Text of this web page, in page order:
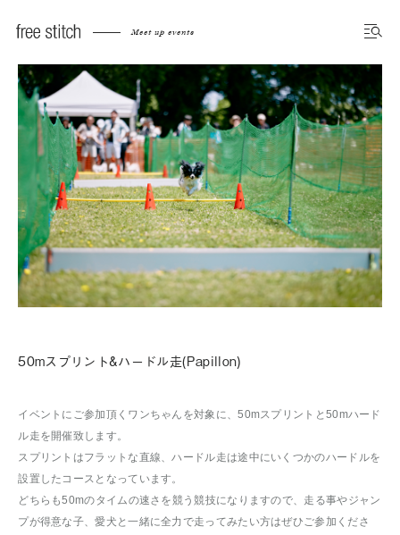
Meet up events
50mスプリント&ハードル走(Papillon)
イベントにご参加頂くワンちゃんを対象に、50mスプリントと50mハード
ル走を開催致します。
スプリントはフラットな直線、ハードル走は途中にいくつかのハードルを
設置したコースとなっています。
どちらも50mのタイムの速さを競う競技になりますので、走る事やジャン
プが得意な子、愛犬と一緒に全力で走ってみたい方はぜひご参加くださ